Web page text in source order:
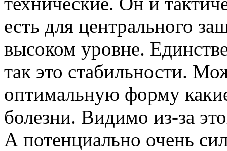
есть для центрального
высоком уровне.
так это стабильности.
оптимальную форму
болезни. Видимо из-за
А потенциально очень